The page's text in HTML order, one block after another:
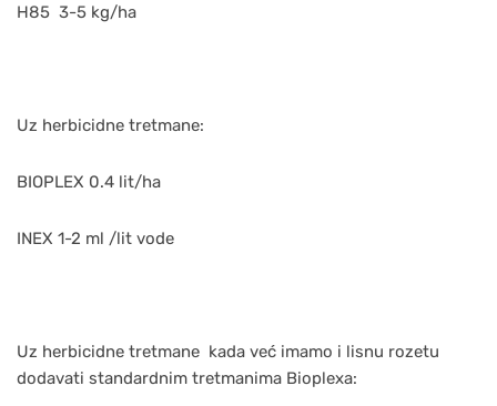
H85 3-5 kg/ha
Uz herbicidne tretmane:
BIOPLEX 0.4 lit/ha
INEX 1-2 ml /lit vode
Uz herbicidne tretmane kada već imamo i lisnu rozetu
dodavati standardnim tretmanima Bioplexa: